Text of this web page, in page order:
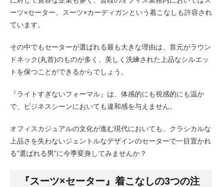
ーツ×セーター、スーツ×カーディガンという着こなしも許容され
ています。
その中でもセーターが選ばれる最も大きな理由は、首元がラウン
ドネック(丸首)のものが多く、美しく洗練された上品なシルエッ
トを保つことができるからでしょう。
『ライトすぎないフォーマル』は、体感的にも視感的にも温か
で、ビジネスシーンにおいても違和感を与えません。
オフィスカジュアルの文化が進む現代においても、クラシカルな
上品さを失わないジェントルなデザインのセーターで一目置かれ
る”選ばれる男”に今季変身してみませんか？
『スーツ×セーター』着こなしの3つの注